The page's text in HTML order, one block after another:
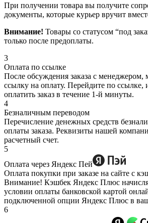
При получении товара вы получите
документы, которые курьер вручит
Внимание! Товары со статусом “под
только после предоплаты.
3
Оплата по ссылке
После обсуждения заказа с
ссылку на оплату. Перейдите по ссылке,
оплатить заказ в течение 1-й минуты.
4
Безналичным переводом
Перечисление денежных средств
оплаты заказа. Реквизиты нашей
расчетный счет.
5
Оплата через Яндекс Пей
Оплата покупки при заказе на сайте с
Внимание! Кэшбек Яндекс Плюс
условии оплаты банковской картой
подключенной опции Яндекс Плюс в
6